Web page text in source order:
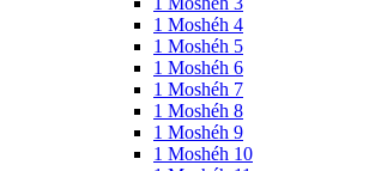
1 Moshéh 4
1 Moshéh 5
1 Moshéh 6
1 Moshéh 7
1 Moshéh 8
1 Moshéh 9
1 Moshéh 10